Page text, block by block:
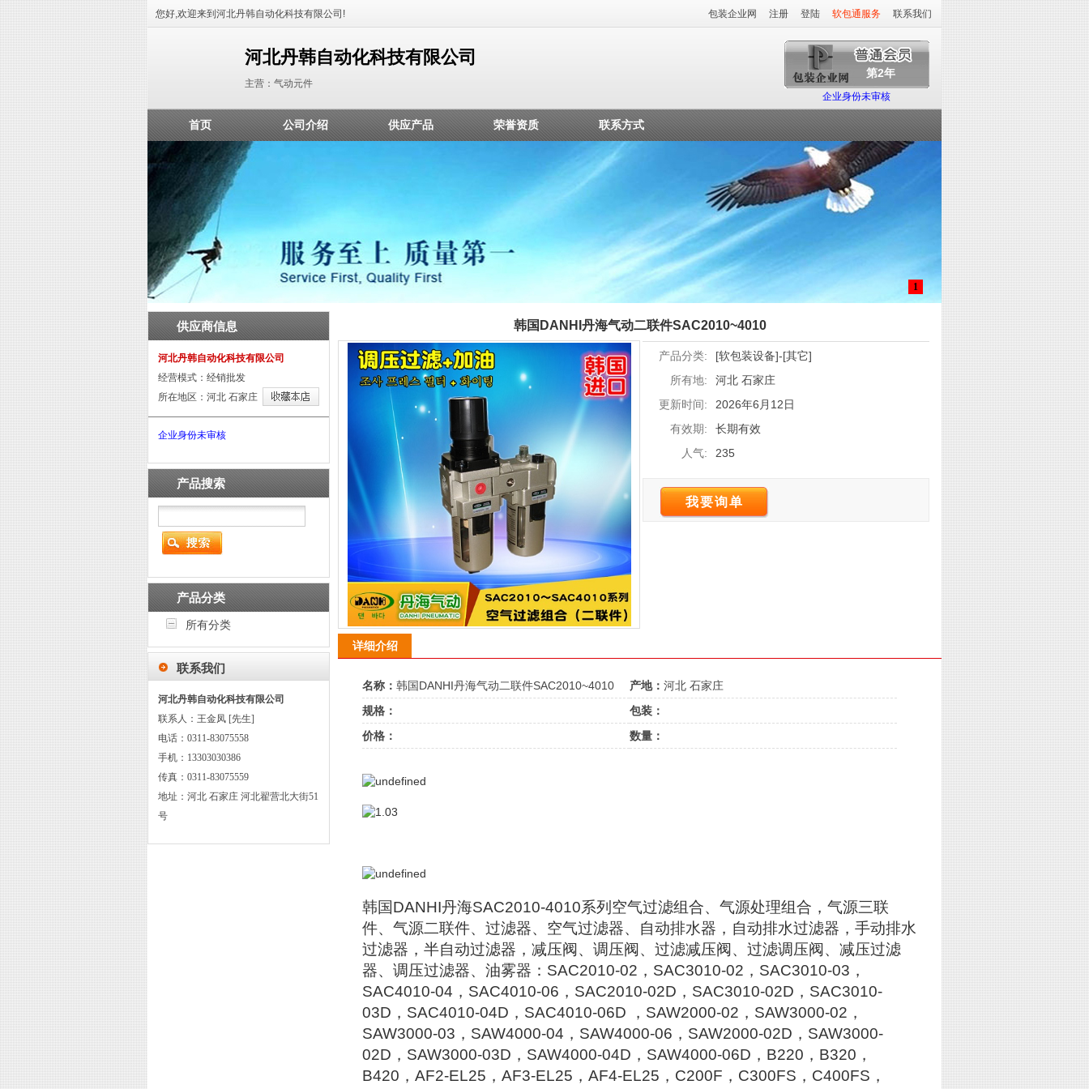
您好,欢迎来到河北丹韩自动化科技有限公司! 包装企业网 注册 登陆 软包通服务 联系我们
河北丹韩自动化科技有限公司
主营：气动元件
第2年
企业身份未审核
首页 公司介绍 供应产品 荣誉资质 联系方式
1
供应商信息
河北丹韩自动化科技有限公司
经营模式：经销批发
所在地区：河北 石家庄
企业身份未审核
产品搜索
产品分类
所有分类
联系我们
河北丹韩自动化科技有限公司
联系人：王金凤 [先生]
电话：0311-83075558
手机：13303030386
传真：0311-83075559
地址：河北 石家庄 河北翟营北大街51
号
韩国DANHI丹海气动二联件SAC2010~4010
产品分类: [软包装设备]-[其它]
所有地:
河北 石家庄
更新时间:
2026年6月12日
有效期:
长期有效
人气:
235
我要询单
详细介绍
名称： 韩国DANHI丹海气动二联件SAC2010~4010 产地： 河北 石家庄
规格：
包装：
价格：
数量：
韩国DANHI丹海SAC2010-4010系列空气过滤组合、气源处理组合，气源三联
件、气源二联件、过滤器、空气过滤器、自动排水器，自动排水过滤器，手动排水
过滤器，半自动过滤器，减压阀、调压阀、过滤减压阀、过滤调压阀、减压过滤
器、调压过滤器、油雾器：SAC2010-02，SAC3010-02，SAC3010-03，
SAC4010-04，SAC4010-06，SAC2010-02D，SAC3010-02D，SAC3010-
03D，SAC4010-04D，SAC4010-06D ，SAW2000-02，SAW3000-02，
SAW3000-03，SAW4000-04，SAW4000-06，SAW2000-02D，SAW3000-
02D，SAW3000-03D，SAW4000-04D，SAW4000-06D，B220，B320，
B420，AF2-EL25，AF3-EL25，AF4-EL25，C200F，C300FS，C400FS，